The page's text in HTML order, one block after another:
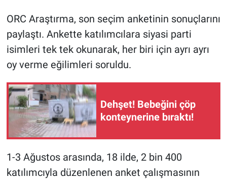
ORC Araştırma, son seçim anketinin sonuçlarını
paylaştı. Ankette katılımcılara siyasi parti
isimleri tek tek okunarak, her biri için ayrı ayrı
oy verme eğilimleri soruldu.
Dehşet! Bebeğini çöp
konteynerine bıraktı!
1-3 Ağustos arasında, 18 ilde, 2 bin 400
katılımcıyla düzenlenen anket çalışmasının
Gün Bitiyor
Gün Ortası
Gündem Özel
Günün görüntüsü
Haber
Kimdir